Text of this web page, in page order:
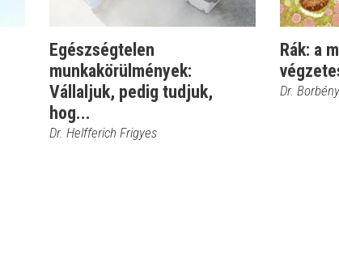
Egészségtelen
munkakörülmények:
Vállaljuk, pedig tudjuk,
hog...
Dr. Helfferich Frigyes
Rák: a
Dr.